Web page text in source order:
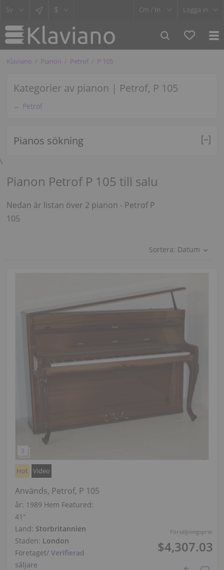
$ Cm / In Logga in
Klaviano Pianon Petrof P 105
Kategorier av pianon | Petrof, P 105
← Petrof
Pianos sökning
\
Pianon Petrof P 105 till salu
Nedan är listan över 2 pianon - Petrof P
105
Sortera: Datum
Försäljningspris:
$4,307.03
Hot Video
Används, Petrof, P 105
år: 1989 Hem Featured:
41″
Land: Storbritannien
Staden: London
Företaget/ Verifierad
säljare